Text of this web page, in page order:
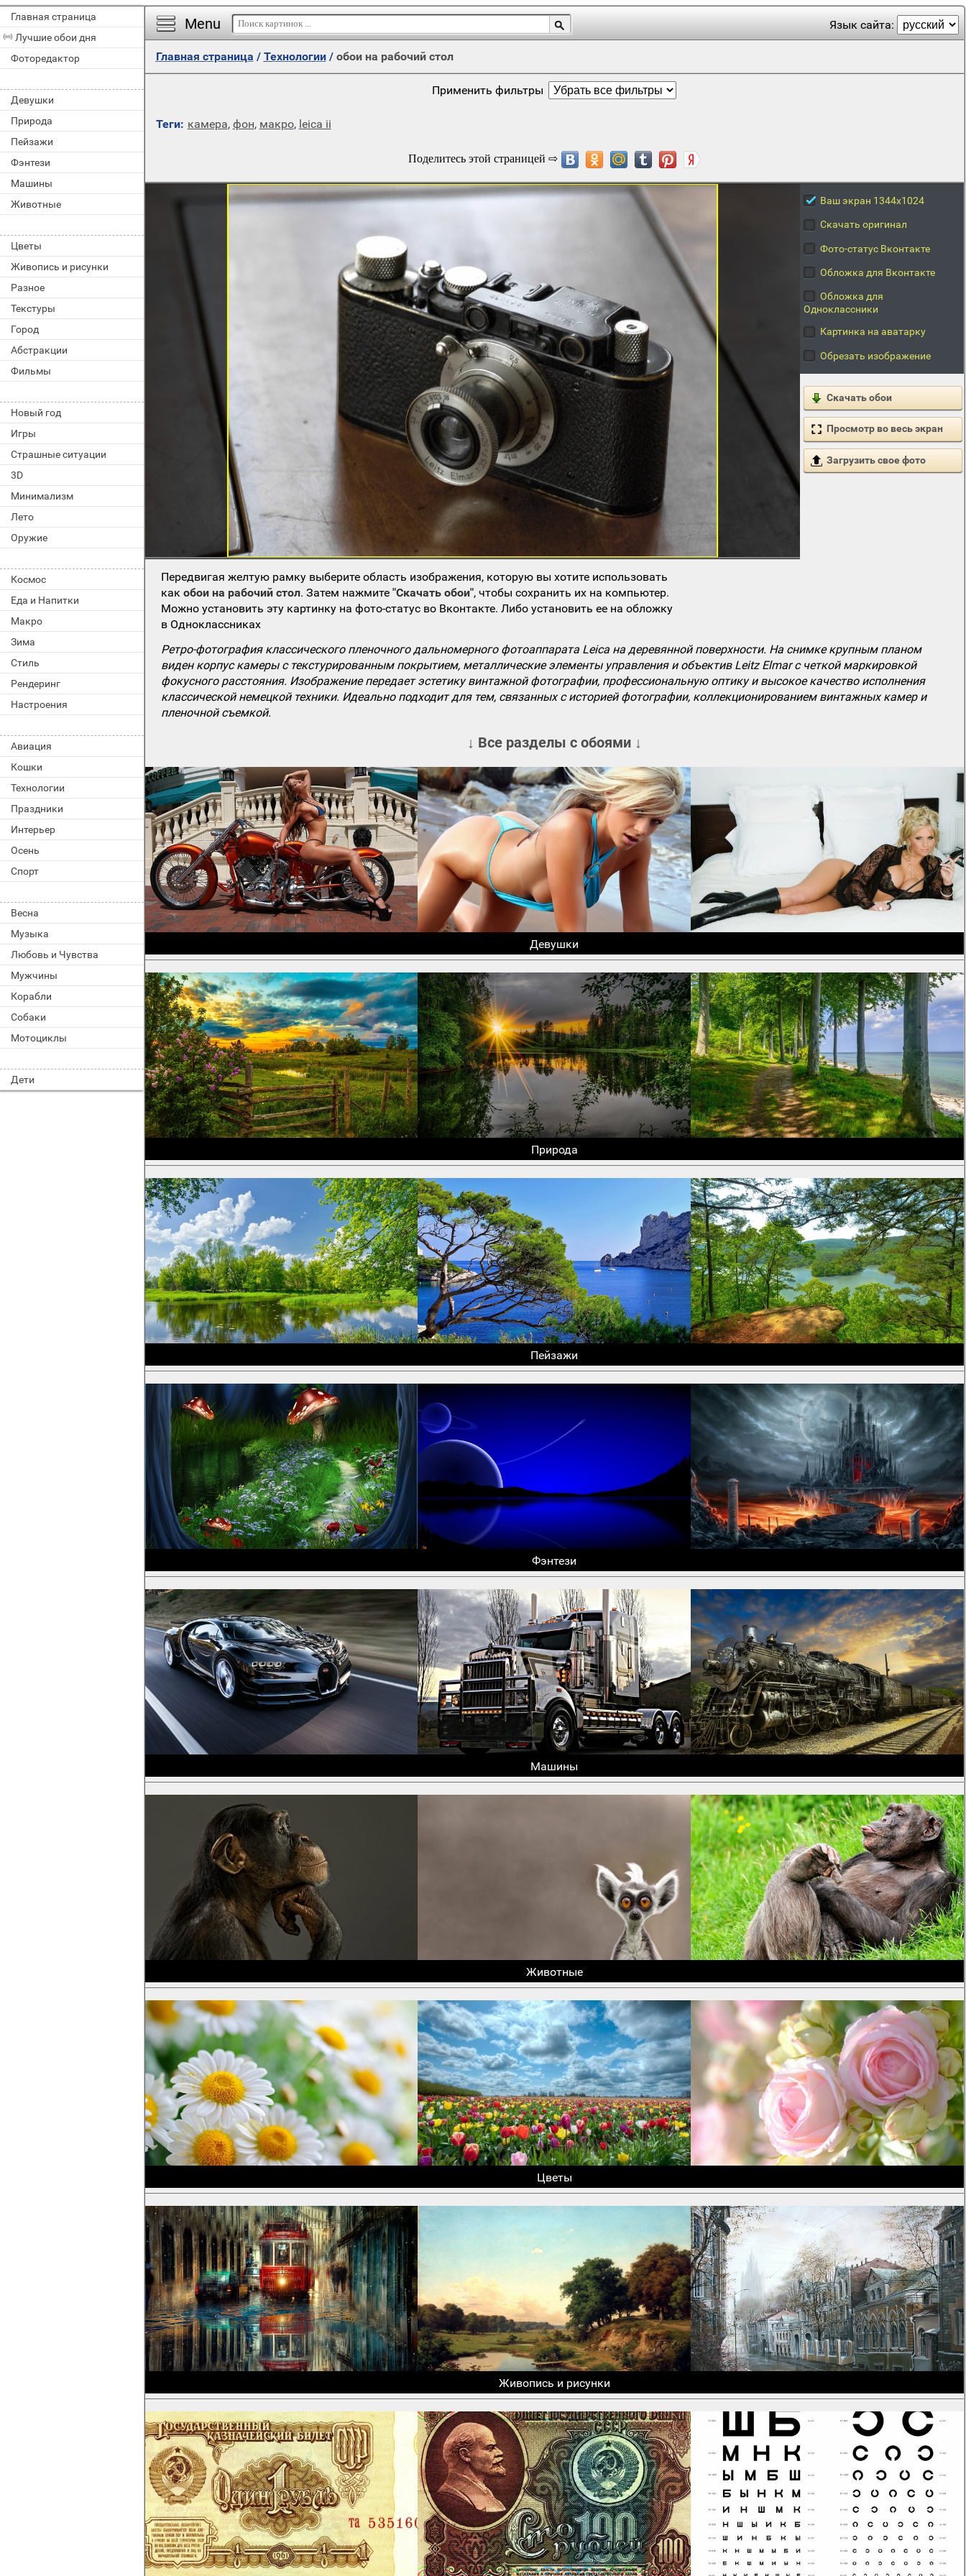
Главная страница
Лучшие обои дня
Фоторедактор
Девушки
Природа
Пейзажи
Фэнтези
Машины
Животные
Цветы
Живопись и рисунки
Разное
Текстуры
Город
Абстракции
Фильмы
Новый год
Игры
Страшные ситуации
3D
Минимализм
Лето
Оружие
Космос
Еда и Напитки
Макро
Зима
Стиль
Рендеринг
Настроения
Авиация
Кошки
Технологии
Праздники
Интерьер
Осень
Спорт
Весна
Музыка
Любовь и Чувства
Мужчины
Корабли
Собаки
Мотоциклы
Дети
Menu Язык сайта:
Главная страница / Технологии/ обои на рабочий стол
Применить фильтры
Теги: камера, фон, макро, leica ii
Ваш экран 1344x1024
Скачать оригинал
Фото-статус Вконтакте
Обложка для Вконтакте
Обложка для
Одноклассники
Картинка на аватарку
Обрезать изображение
Скачать обои
Просмотр во весь экран
Загрузить свое фото
Передвигая желтую рамку выберите область изображения, которую вы хотите использовать
какобои на рабочий стол. Затем нажмите"Скачать обои", чтобы сохранить их на компьютер.
Можно установить эту картинку на фото-статус во Вконтакте. Либо установить ее на обложку
в Одноклассниках
Ретро-фотография классического пленочного дальномерного фотоаппарата Leica на деревянной поверхности. На снимке крупным планом
виден корпус камеры с текстурированным покрытием, металлические элементы управления и объектив Leitz Elmar с четкой маркировкой
фокусного расстояния. Изображение передает эстетику винтажной фотографии, профессиональную оптику и высокое качество исполнения
классической немецкой техники. Идеально подходит для тем, связанных с историей фотографии, коллекционированием винтажных камер и
пленочной съемкой.
↓ Все разделы с обоями ↓
Девушки
Природа
Пейзажи
Фэнтези
Машины
Животные
Цветы
Живопись и рисунки